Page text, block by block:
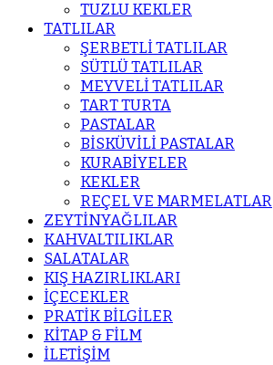
TUZLU KEKLER
TATLILAR
ŞERBETLİ TATLILAR
SÜTLÜ TATLILAR
MEYVELİ TATLILAR
TART TURTA
PASTALAR
BİSKÜVİLİ PASTALAR
KURABİYELER
KEKLER
REÇEL VE MARMELATLAR
ZEYTİNYAĞLILAR
KAHVALTILIKLAR
SALATALAR
KIŞ HAZIRLIKLARI
İÇECEKLER
PRATİK BİLGİLER
KİTAP & FİLM
İLETİŞİM